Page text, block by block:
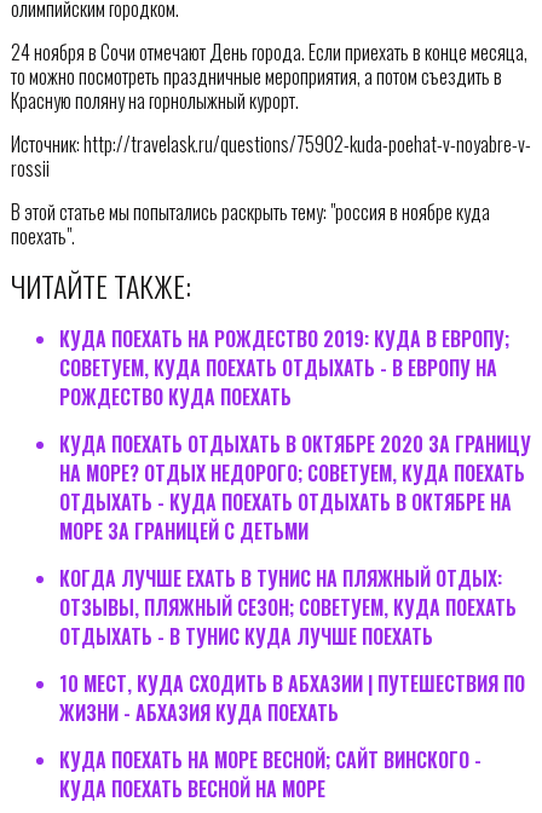
олимпийским городком.
24 ноября в Сочи отмечают День города. Если приехать в конце месяца,
то можно посмотреть праздничные мероприятия, а потом съездить в
Красную поляну на горнолыжный курорт.
Источник: http://travelask.ru/questions/75902-kuda-poehat-v-noyabre-v-
rossii
В этой статье мы попытались раскрыть тему: "россия в ноябре куда
поехать".
ЧИТАЙТЕ ТАКЖЕ:
КУДА ПОЕХАТЬ НА РОЖДЕСТВО 2019: КУДА В ЕВРОПУ;
СОВЕТУЕМ, КУДА ПОЕХАТЬ ОТДЫХАТЬ - В ЕВРОПУ НА
РОЖДЕСТВО КУДА ПОЕХАТЬ
КУДА ПОЕХАТЬ ОТДЫХАТЬ В ОКТЯБРЕ 2020 ЗА ГРАНИЦУ
НА МОРЕ? ОТДЫХ НЕДОРОГО; СОВЕТУЕМ, КУДА ПОЕХАТЬ
ОТДЫХАТЬ - КУДА ПОЕХАТЬ ОТДЫХАТЬ В ОКТЯБРЕ НА
МОРЕ ЗА ГРАНИЦЕЙ С ДЕТЬМИ
КОГДА ЛУЧШЕ ЕХАТЬ В ТУНИС НА ПЛЯЖНЫЙ ОТДЫХ:
ОТЗЫВЫ, ПЛЯЖНЫЙ СЕЗОН; СОВЕТУЕМ, КУДА ПОЕХАТЬ
ОТДЫХАТЬ - В ТУНИС КУДА ЛУЧШЕ ПОЕХАТЬ
10 МЕСТ, КУДА СХОДИТЬ В АБХАЗИИ | ПУТЕШЕСТВИЯ ПО
ЖИЗНИ - АБХАЗИЯ КУДА ПОЕХАТЬ
КУДА ПОЕХАТЬ НА МОРЕ ВЕСНОЙ; САЙТ ВИНСКОГО -
КУДА ПОЕХАТЬ ВЕСНОЙ НА МОРЕ